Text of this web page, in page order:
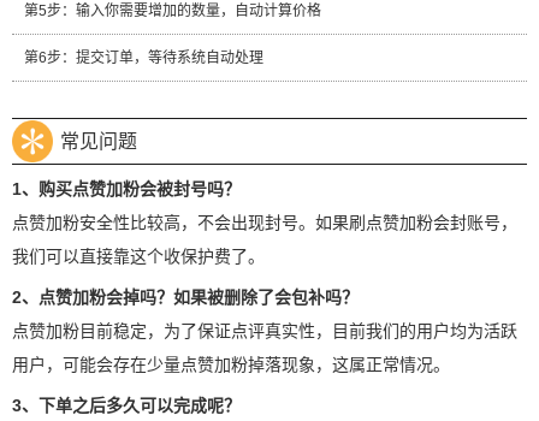
第5步：输入你需要增加的数量，自动计算价格
第6步：提交订单，等待系统自动处理
常见问题
1、购买点赞加粉会被封号吗？
点赞加粉安全性比较高，不会出现封号。如果刷点赞加粉会封账号，
我们可以直接靠这个收保护费了。
2、点赞加粉会掉吗？如果被删除了会包补吗？
点赞加粉目前稳定，为了保证点评真实性，目前我们的用户均为活跃
用户，可能会存在少量点赞加粉掉落现象，这属正常情况。
3、下单之后多久可以完成呢？